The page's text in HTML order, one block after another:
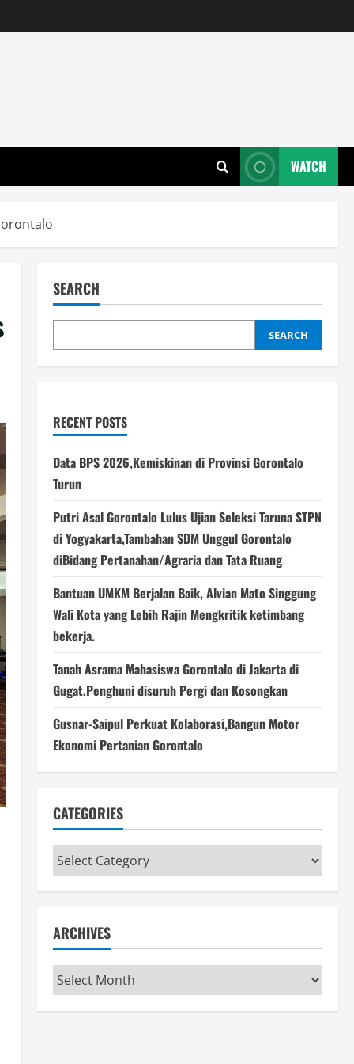
WATCH
SEARCH
SEARCH
RECENT POSTS
Data BPS 2026,Kemiskinan di Provinsi Gorontalo
Turun
Putri Asal Gorontalo Lulus Ujian Seleksi Taruna STPN
di Yogyakarta,Tambahan SDM Unggul Gorontalo
diBidang Pertanahan/Agraria dan Tata Ruang
Bantuan UMKM Berjalan Baik, Alvian Mato Singgung
Wali Kota yang Lebih Rajin Mengkritik ketimbang
bekerja.
Tanah Asrama Mahasiswa Gorontalo di Jakarta di
Gugat,Penghuni disuruh Pergi dan Kosongkan
Gusnar-Saipul Perkuat Kolaborasi,Bangun Motor
Ekonomi Pertanian Gorontalo
CATEGORIES
Categories
ARCHIVES
Archives